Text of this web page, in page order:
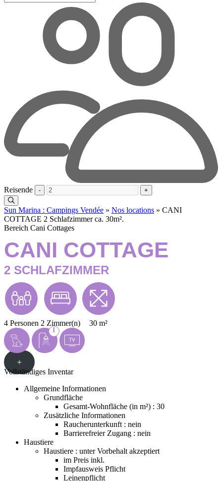
Reisende - +
Sun Marina : Campings Vendée » Nos locations » CANI
COTTAGE 2 Schlafzimmer ca. 30m².
Bereich Cani Cottages
CANI COTTAGE
2 SCHLAFZIMMER
4 Personen 2 Zimmer(n) 30 m²
1
+
Vollständiges Inventar
Allgemeine Informationen
Grundfläche
Gesamt-Wohnfläche (in m²) : 30
Zusätzliche Informationen
Raucherunterkunft : nein
Barrierefreier Zugang : nein
Haustiere
Haustiere : unter Vorbehalt akzeptiert
im Preis inkl.
Impfausweis Pflicht
Leinenpflicht